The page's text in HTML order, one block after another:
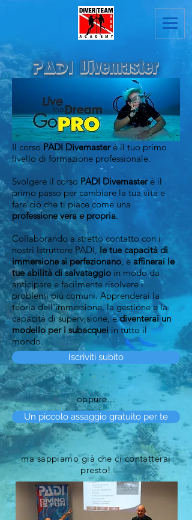
PADIDivemaster
Il corso PADI Divemasterè il tuo primo
livello di formazione professionale.
Svolgere il corso PADI Divemasterè il
primo passo per cambiare la tua vita e
fare ciò che ti piace come una
professione vera e propria.
Collaborando a stretto contatto con i
nostri Istruttore PADI, le tue capacità di
immersione si perfezionano, e affinerai le
tue abilità di salvataggio in modo da
anticipare e facilmente risolvere i
problemi più comuni. Apprenderai la
teoria dell'immersione, la gestione e la
capacità di supervisione, ediventerai un
modello per i subacquei in tutto il
mondo.
Iscriviti subito
oppure...
Un piccolo assaggio gratuito per te
ma sappiamo già che ci contatterai
presto!